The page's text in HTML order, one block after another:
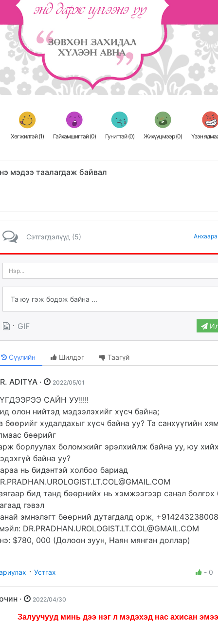
Хөгжилтэй (1) Гайхамшигтай (0) Гунигтай (0) Жихүүцмээр (0) Үзэн
мэдээ таалагдаж байвал
Сэтгэгдэлүүд (5)
· GIF
Сүүлийн Шилдэг Таагүй
DR. ADITYA · 2022/05/01
САЙН УУ!!!!!
олон нийтэд мэдээлэхийг хүсч байна;
бөөрийг худалдахыг хүсч байна уу? Та санхүүгийн
бөөрийг
борлуулах боломжийг эрэлхийлж байна уу, юу
байна уу?
нь бидэнтэй холбоо бариад
бид танд бөөрнийх нь хэмжээгээр санал болгох
гэвэл
эмнэлэгт бөөрний дутагдалд орж,
DR.PRADHAN.UROLOGIST.LT.COL@GMAIL.COM
$780, 000 (Долоон зуун, Наян мянган доллар)
· Устгах - 0
Зочин · 2022/04/30
Залуучууд минь дээ нэг л мэдэхэд нас ахисан